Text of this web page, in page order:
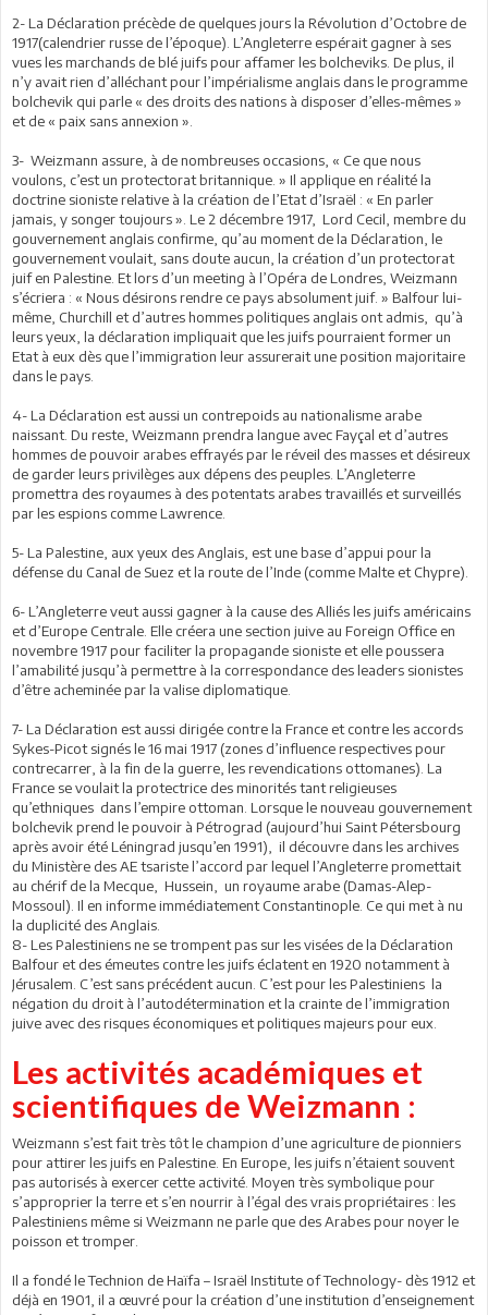
2- La Déclaration précède de quelques jours la Révolution d’Octobre de
1917(calendrier russe de l’époque). L’Angleterre espérait gagner à ses
vues les marchands de blé juifs pour affamer les bolcheviks. De plus, il
n’y avait rien d’alléchant pour l’impérialisme anglais dans le programme
bolchevik qui parle « des droits des nations à disposer d’elles-mêmes »
et de « paix sans annexion ».
3- Weizmann assure, à de nombreuses occasions, « Ce que nous
voulons, c’est un protectorat britannique. » Il applique en réalité la
doctrine sioniste relative à la création de l’Etat d’Israël : « En parler
jamais, y songer toujours ». Le 2 décembre 1917, Lord Cecil, membre du
gouvernement anglais confirme, qu’au moment de la Déclaration, le
gouvernement voulait, sans doute aucun, la création d’un protectorat
juif en Palestine. Et lors d’un meeting à l’Opéra de Londres, Weizmann
s’écriera : « Nous désirons rendre ce pays absolument juif. » Balfour lui-
même, Churchill et d’autres hommes politiques anglais ont admis, qu’à
leurs yeux, la déclaration impliquait que les juifs pourraient former un
Etat à eux dès que l’immigration leur assurerait une position majoritaire
dans le pays.
4- La Déclaration est aussi un contrepoids au nationalisme arabe
naissant. Du reste, Weizmann prendra langue avec Fayçal et d’autres
hommes de pouvoir arabes effrayés par le réveil des masses et désireux
de garder leurs privilèges aux dépens des peuples. L’Angleterre
promettra des royaumes à des potentats arabes travaillés et surveillés
par les espions comme Lawrence.
5- La Palestine, aux yeux des Anglais, est une base d’appui pour la
défense du Canal de Suez et la route de l’Inde (comme Malte et Chypre).
6- L’Angleterre veut aussi gagner à la cause des Alliés les juifs américains
et d’Europe Centrale. Elle créera une section juive au Foreign Office en
novembre 1917 pour faciliter la propagande sioniste et elle poussera
l’amabilité jusqu’à permettre à la correspondance des leaders sionistes
d’être acheminée par la valise diplomatique.
7- La Déclaration est aussi dirigée contre la France et contre les accords
Sykes-Picot signés le 16 mai 1917 (zones d’influence respectives pour
contrecarrer, à la fin de la guerre, les revendications ottomanes). La
France se voulait la protectrice des minorités tant religieuses
qu’ethniques dans l’empire ottoman. Lorsque le nouveau gouvernement
bolchevik prend le pouvoir à Pétrograd (aujourd’hui Saint Pétersbourg
après avoir été Léningrad jusqu’en 1991), il découvre dans les archives
du Ministère des AE tsariste l’accord par lequel l’Angleterre promettait
au chérif de la Mecque, Hussein, un royaume arabe (Damas-Alep-
Mossoul). Il en informe immédiatement Constantinople. Ce qui met à nu
la duplicité des Anglais.
8- Les Palestiniens ne se trompent pas sur les visées de la Déclaration
Balfour et des émeutes contre les juifs éclatent en 1920 notamment à
Jérusalem. C’est sans précédent aucun. C’est pour les Palestiniens la
négation du droit à l’autodétermination et la crainte de l’immigration
juive avec des risques économiques et politiques majeurs pour eux.
Les activités académiques et
scientifiques de Weizmann :
Weizmann s’est fait très tôt le champion d’une agriculture de pionniers
pour attirer les juifs en Palestine. En Europe, les juifs n’étaient souvent
pas autorisés à exercer cette activité. Moyen très symbolique pour
s’approprier la terre et s’en nourrir à l’égal des vrais propriétaires : les
Palestiniens même si Weizmann ne parle que des Arabes pour noyer le
poisson et tromper.
Il a fondé le Technion de Haïfa – Israël Institute of Technology- dès 1912 et
déjà en 1901, il a œuvré pour la création d’une institution d’enseignement